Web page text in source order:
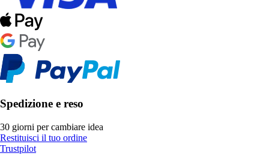
Spedizione e reso
30 giorni per cambiare idea
Restituisci il tuo ordine
Trustpilot